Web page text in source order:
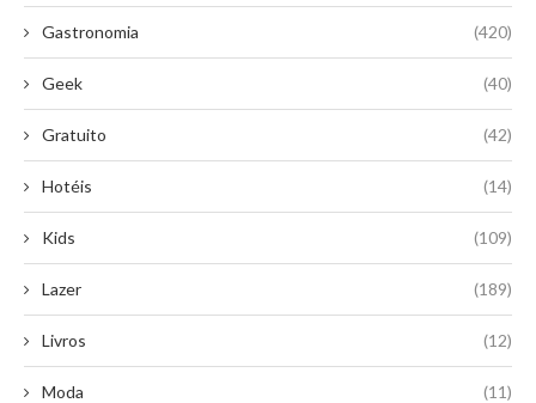
Gastronomia (420)
Geek (40)
Gratuito (42)
Hotéis (14)
Kids (109)
Lazer (189)
Livros (12)
Moda (11)